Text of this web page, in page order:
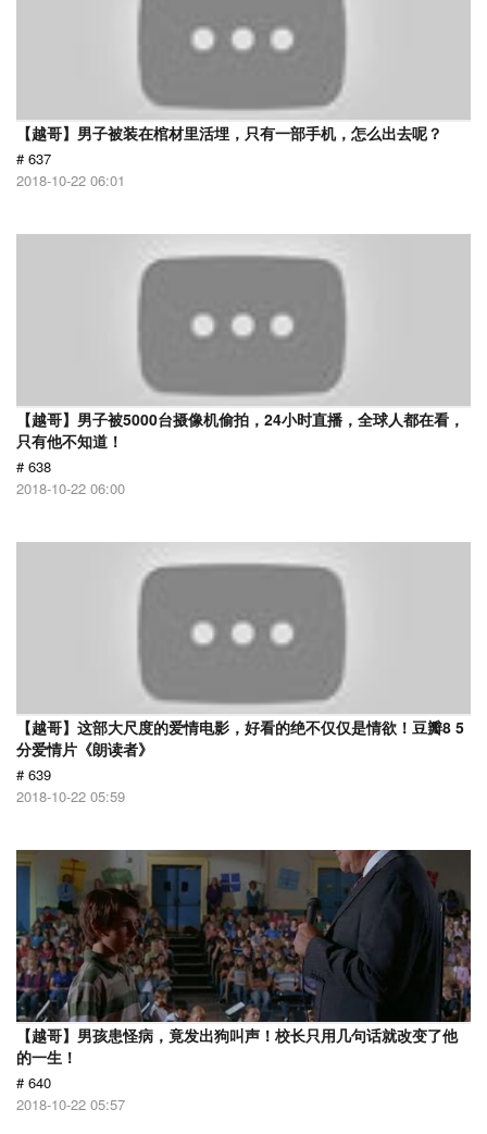
【越哥】男子被装在棺材里活埋，只有一部手机，怎么出去呢？
# 637
2018-10-22 06:01
【越哥】男子被5000台摄像机偷拍，24小时直播，全球人都在看，
只有他不知道！
# 638
2018-10-22 06:00
【越哥】这部大尺度的爱情电影，好看的绝不仅仅是情欲！豆瓣8 5
分爱情片《朗读者》
# 639
2018-10-22 05:59
【越哥】男孩患怪病，竟发出狗叫声！校长只用几句话就改变了他
的一生！
# 640
2018-10-22 05:57